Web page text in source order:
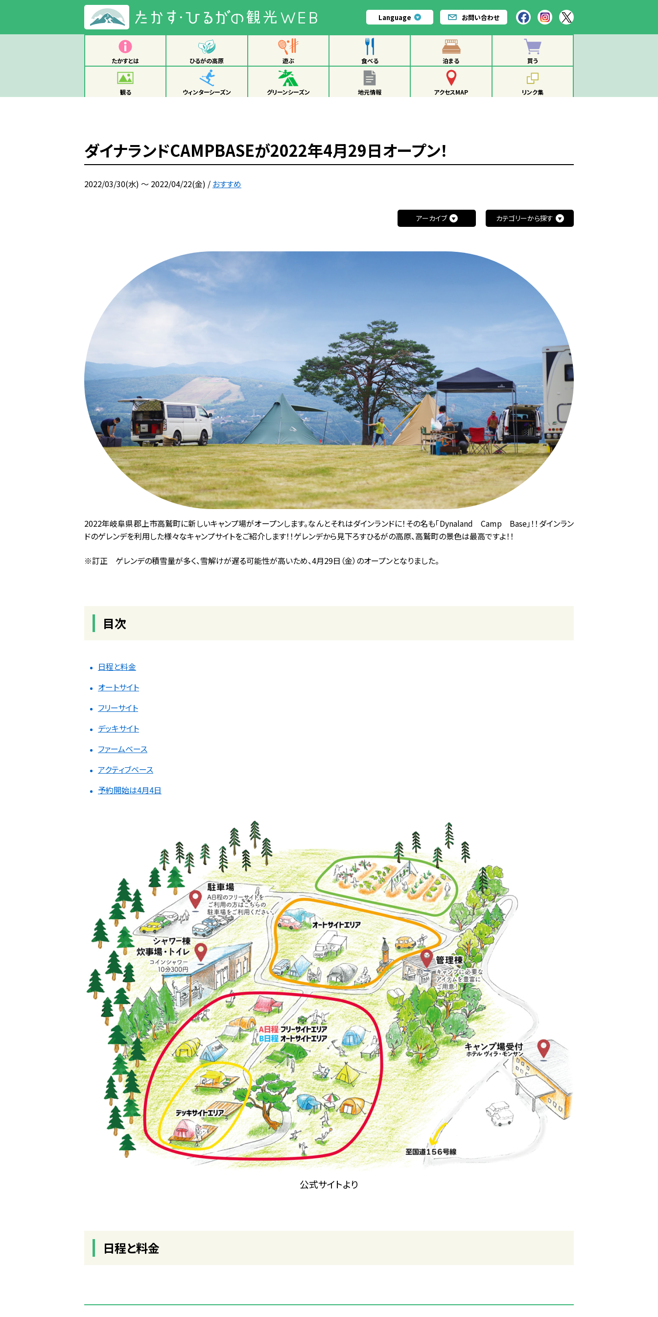
Language お問い合わせ
たかすとは ひるがの高原 遊ぶ 食べる 泊まる 買う
観る ウィンターシーズン グリーンシーズン 地元情報 アクセスMAP リンク集
ダイナランドCAMPBASEが2022年4月29日オープン！
2022/03/30(水) ～ 2022/04/22(金) / おすすめ
アーカイブ カテゴリーから探す
2022年岐阜県郡上市高鷲町に新しいキャンプ場がオープンします。なんとそれはダインランドに！その名も「Dynaland Camp Base」！！ダインラン
ドのゲレンデを利用した様々なキャンプサイトをご紹介します！！ゲレンデから見下ろすひるがの高原、高鷲町の景色は最高ですよ！！
※訂正 ゲレンデの積雪量が多く、雪解けが遅る可能性が高いため、4月29日（金）のオープンとなりました。
目次
日程と料金
オートサイト
フリーサイト
デッキサイト
ファームベース
アクティブベース
予約開始は4月4日
公式サイトより
日程と料金